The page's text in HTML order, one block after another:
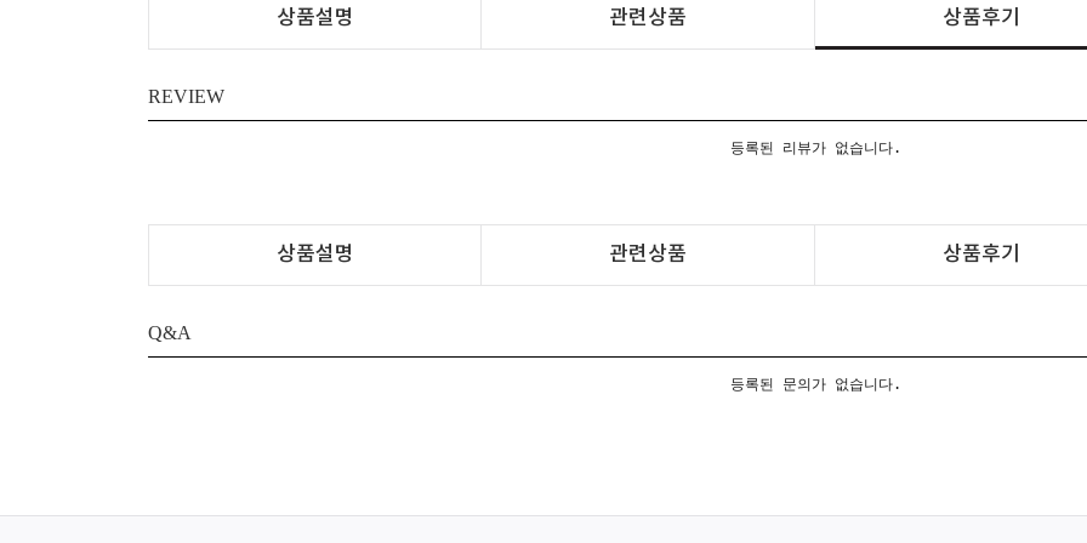
상품설명 관련상품 상품후기
REVIEW
등록된 리뷰가 없습니다.
상품설명 관련상품 상품후기
Q&A
등록된 문의가 없습니다.